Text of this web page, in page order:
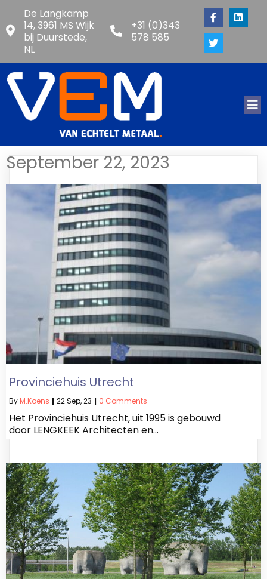
De Langkamp
14, 3961 MS Wijk
bij Duurstede,
NL
+31 (0)343
578 585
September 22, 2023
Provinciehuis Utrecht
ByM.koens | 22Sep, 23 | 0 Comments
Het Provinciehuis Utrecht, uit 1995 is gebouwd
door LENGKEEK Architecten en…